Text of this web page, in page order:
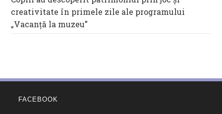
creativitate în primele zile ale programului
„Vacanță la muzeu”
FACEBOOK